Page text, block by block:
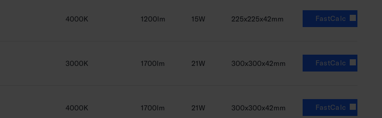
4000K 1200lm 15W 225x225x42mm FastCalc
3000K 1700lm 21W 300x300x42mm FastCalc
4000K 1700lm 21W 300x300x42mm FastCalc